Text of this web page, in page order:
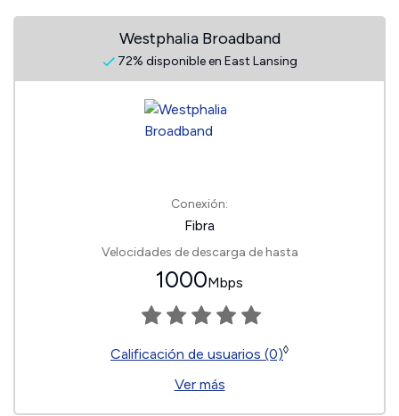
Westphalia Broadband
72% disponible en East Lansing
Conexión:
Fibra
Velocidades de descarga de hasta
1000Mbps
Calificación de usuarios (0)◊
Ver más